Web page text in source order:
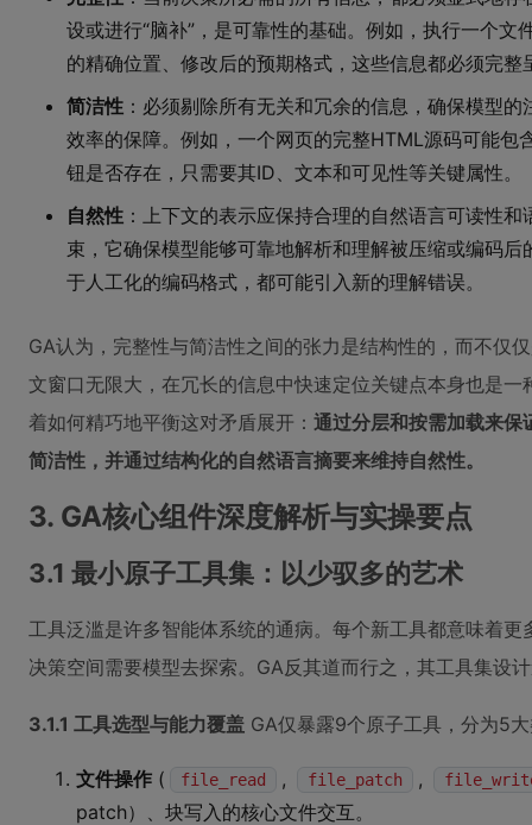
设或进行“脑补”，是可靠性的基础。例如，执行一个
的精确位置、修改后的预期格式，这些信息都必须完整
简洁性 ：必须剔除所有无关和冗余的信息，确保模型
效率的保障。例如，一个网页的完整HTML源码可能包
钮是否存在，只需要其ID、文本和可见性等关键属性。
自然性 ：上下文的表示应保持合理的自然语言可读性
束，它确保模型能够可靠地解析和理解被压缩或编码
于人工化的编码格式，都可能引入新的理解错误。
GA认为，完整性与简洁性之间的张力是结构性的，而不仅
文窗口无限大，在冗长的信息中快速定位关键点本身也是
着如何精巧地平衡这对矛盾展开： 通过分层和按需加载来保
简洁性，并通过结构化的自然语言摘要来维持自然性。
3. GA核心组件深度解析与实操要点
3.1 最小原子工具集：以少驭多的艺术
工具泛滥是许多智能体系统的通病。每个新工具都意味着
决策空间需要模型去探索。GA反其道而行之，其工具集设
3.1.1 工具选型与能力覆盖 GA仅暴露9个原子工具，分为5
文件操作 ( file_read , file_patch ,
patch）、块写入的核心文件交互。